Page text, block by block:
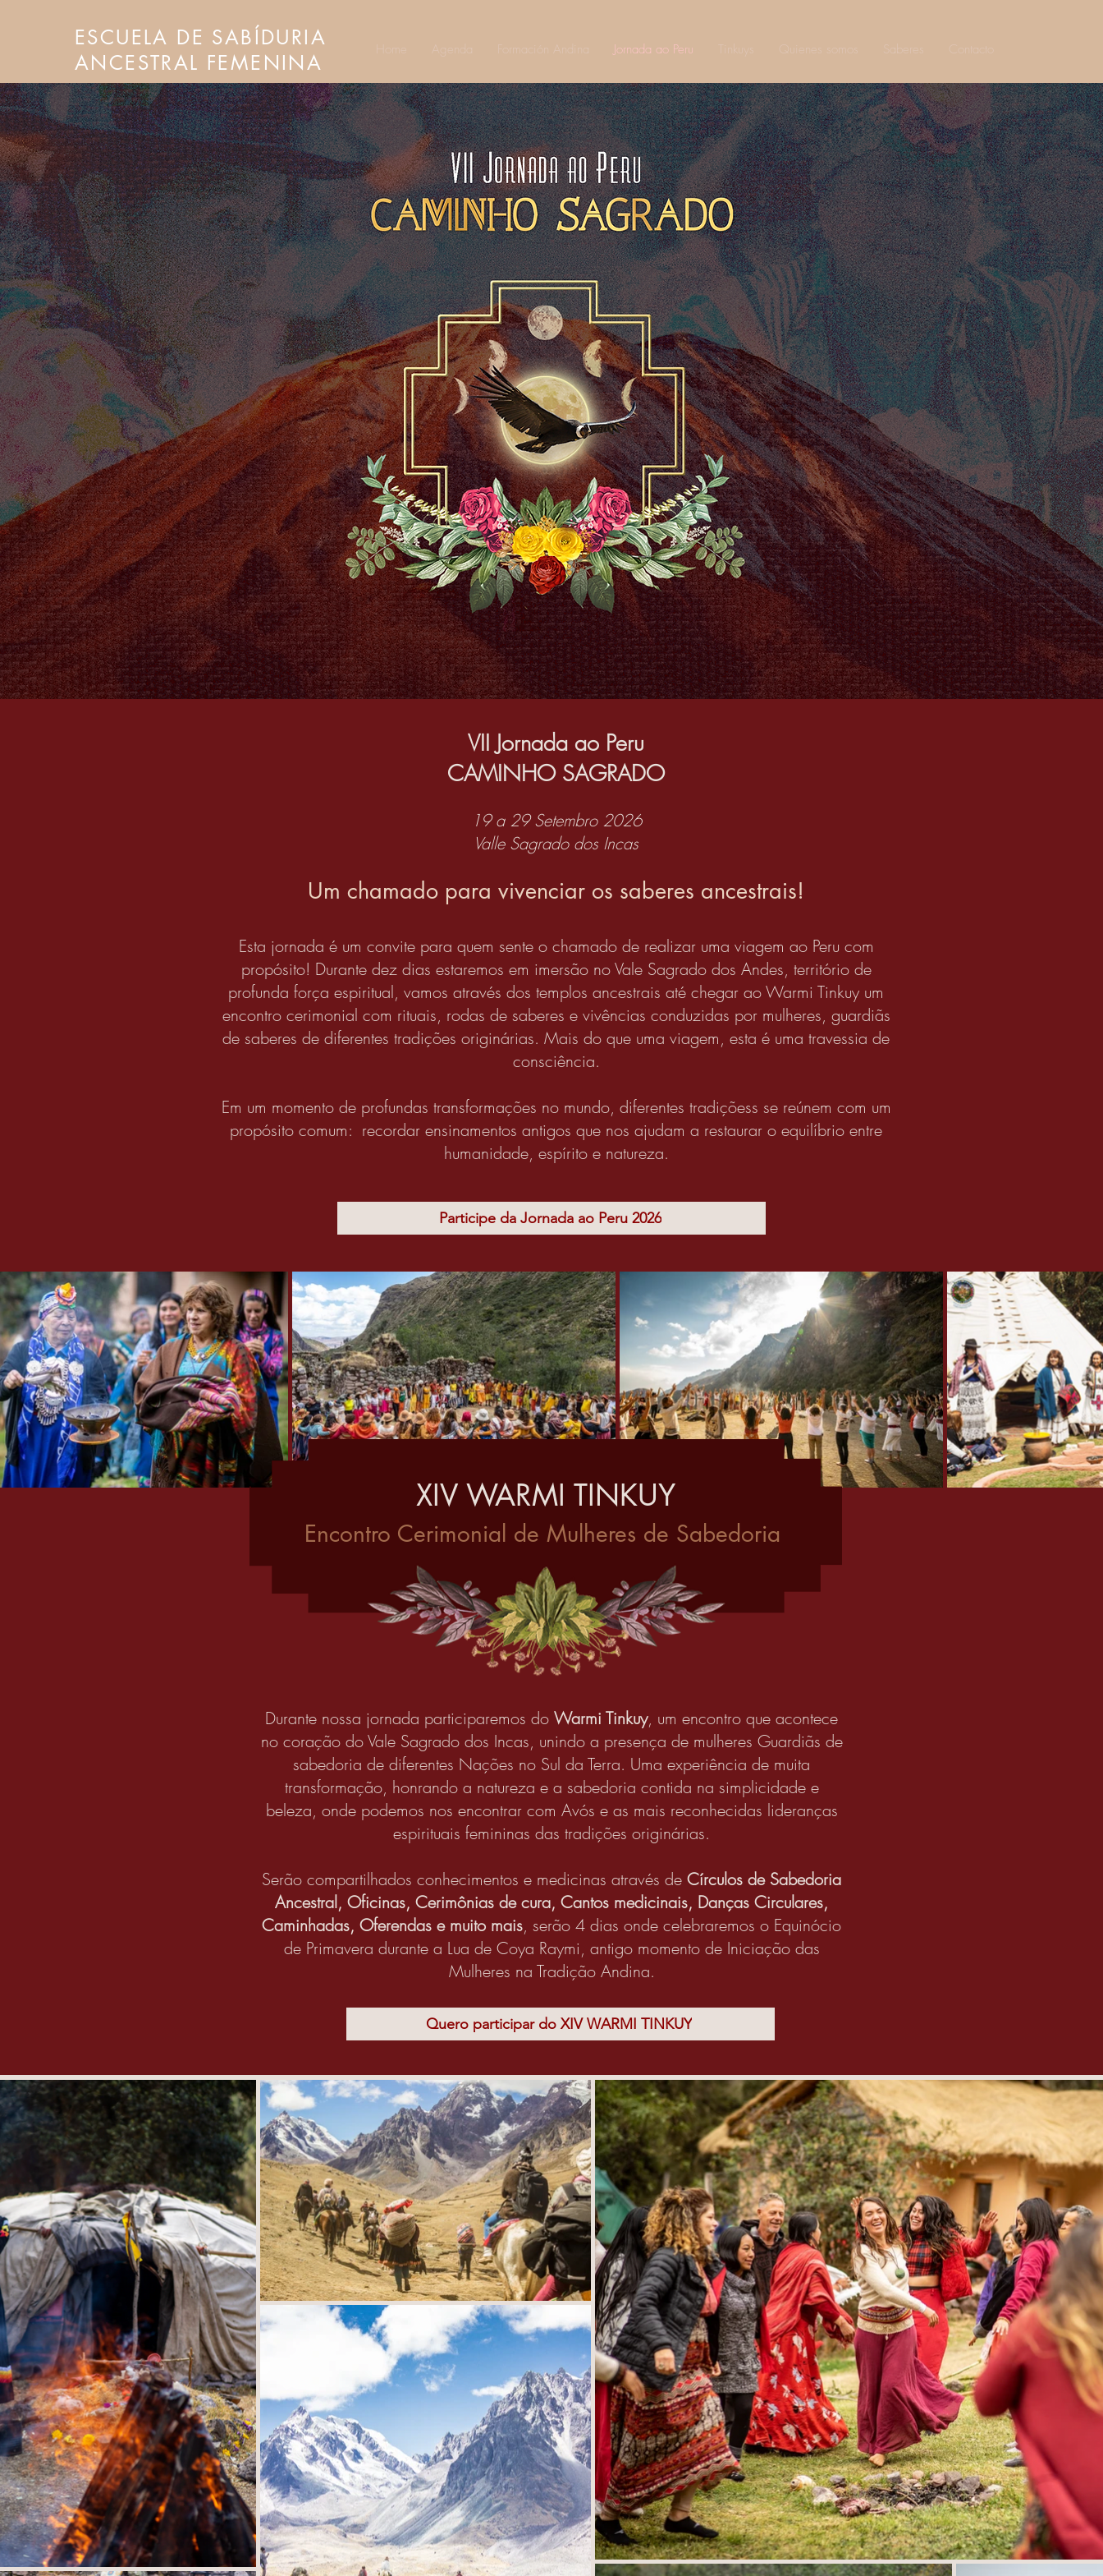
ESCUELA DE SABÍDURIA
ANCESTRAL FEMENINA
Home Agenda Formación Andina Jornada ao Peru Tinkuys Quienes somos Saberes Contacto
VII Jornada ao Peru
CAMINHO SAGRADO
19 a 29 Setembro 2026
Valle Sagrado dos Incas
Um chamado para vivenciar os saberes ancestrais!
Esta jornada é um convite para quem sente o chamado de realizar uma viagem ao Peru com
propósito! Durante dez dias estaremos em imersão no Vale Sagrado dos Andes, território de
profunda força espiritual, vamos através dos templos ancestrais até chegar ao Warmi Tinkuy um
encontro cerimonial com rituais, rodas de saberes e vivências conduzidas por mulheres, guardiãs
de saberes de diferentes tradições originárias. Mais do que uma viagem, esta é uma travessia de
consciência.
Em um momento de profundas transformações no mundo, diferentes tradiçõess se reúnem com um
propósito comum: recordar ensinamentos antigos que nos ajudam a restaurar o equilíbrio entre
humanidade, espírito e natureza.
Participe da Jornada ao Peru 2026
Encontro Cerimonial de Mulheres de Sabedoria
XIV WARMI TINKUY
Durante nossa jornada participaremos do Warmi Tinkuy, um encontro que acontece
no coração do Vale Sagrado dos Incas, unindo a presença de mulheres Guardiãs de
sabedoria de diferentes Nações no Sul da Terra. Uma experiência de muita
transformação, honrando a natureza e a sabedoria contida na simplicidade e
beleza, onde podemos nos encontrar com Avós e as mais reconhecidas lideranças
espirituais femininas das tradições originárias.
Serão compartilhados conhecimentos e medicinas através de Círculos de Sabedoria
Ancestral, Oficinas, Cerimônias de cura, Cantos medicinais, Danças Circulares,
Caminhadas, Oferendas e muito mais, serão 4 dias onde celebraremos o Equinócio
de Primavera durante a Lua de Coya Raymi, antigo momento de Iniciação das
Mulheres na Tradição Andina.
Quero participar do XIV WARMI TINKUY